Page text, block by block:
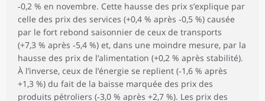
‑0,2 % en novembre. Cette hausse des prix s’explique par
celle des prix des services (+0,4 % après ‑0,5 %) causée
par le fort rebond saisonnier de ceux de transports
(+7,3 % après ‑5,4 %) et, dans une moindre mesure, par la
hausse des prix de l’alimentation (+0,2 % après stabilité).
À l’inverse, ceux de l’énergie se replient (‑1,6 % après
+1,3 %) du fait de la baisse marquée des prix des
produits pétroliers (‑3,0 % après +2,7 %). Les prix des